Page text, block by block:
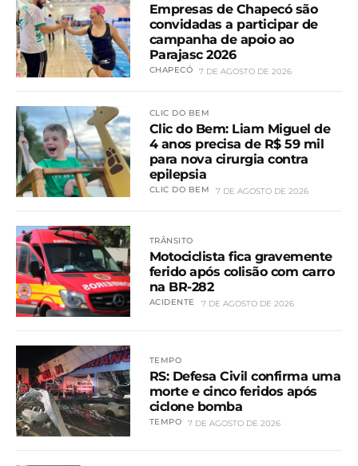
Empresas de Chapecó são
convidadas a participar de
campanha de apoio ao
Parajasc 2026
CHAPECÓ 7 DE AGOSTO DE 2026
CLIC DO BEM
Clic do Bem: Liam Miguel de
4 anos precisa de R$ 59 mil
para nova cirurgia contra
epilepsia
CLIC DO BEM 7 DE AGOSTO DE 2026
TRÂNSITO
Motociclista fica gravemente
ferido após colisão com carro
na BR-282
ACIDENTE 7 DE AGOSTO DE 2026
TEMPO
RS: Defesa Civil confirma uma
morte e cinco feridos após
ciclone bomba
TEMPO 7 DE AGOSTO DE 2026